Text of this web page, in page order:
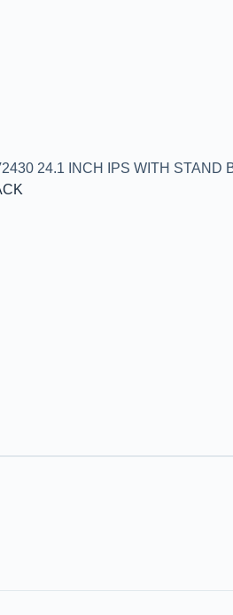
24.1 INCH IPS WITH STAND